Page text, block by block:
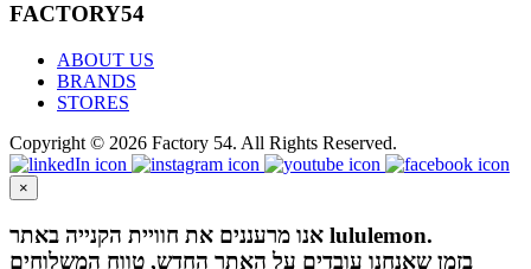
FACTORY54
ABOUT US
BRANDS
STORES
Copyright © 2026 Factory 54. All Rights Reserved.
×
אנו מרעננים את חוויית הקנייה באתר lululemon.
בזמן שאנחנו עובדים על האתר החדש, טווח המשלוחים